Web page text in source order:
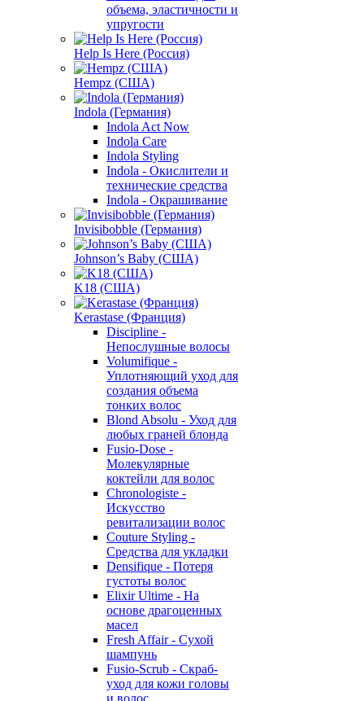
объема, эластичности и
упругости
Help Is Here (Россия)
Hempz (США)
Indola (Германия)
Indola Act Now
Indola Care
Indola Styling
Indola - Окислители и
технические средства
Indola - Окрашивание
Invisibobble (Германия)
Johnson’s Baby (США)
K18 (США)
Kerastase (Франция)
Discipline -
Непослушные волосы
Volumifique -
Уплотняющий уход для
создания объема
тонких волос
Blond Absolu - Уход для
любых граней блонда
Fusio-Dose -
Молекулярные
коктейли для волос
Chronologiste -
Искусство
ревитализации волос
Couture Styling -
Средства для укладки
Densifique - Потеря
густоты волос
Elixir Ultime - На
основе драгоценных
масел
Fresh Affair - Сухой
шампунь
Fusio-Scrub - Скраб-
уход для кожи головы
и волос